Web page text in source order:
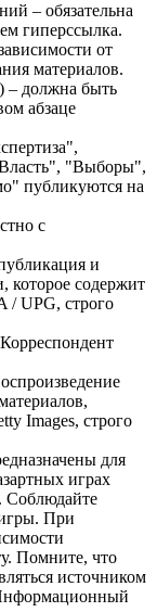
– обязательна
гиперссылка.
от
материалов.
– должна быть
абзаце
"Выборы",
публикуются на
с
и
которое содержит
/ UPG, строго
Images, строго
для
играх
Соблюдайте
При
Помните, что
источником